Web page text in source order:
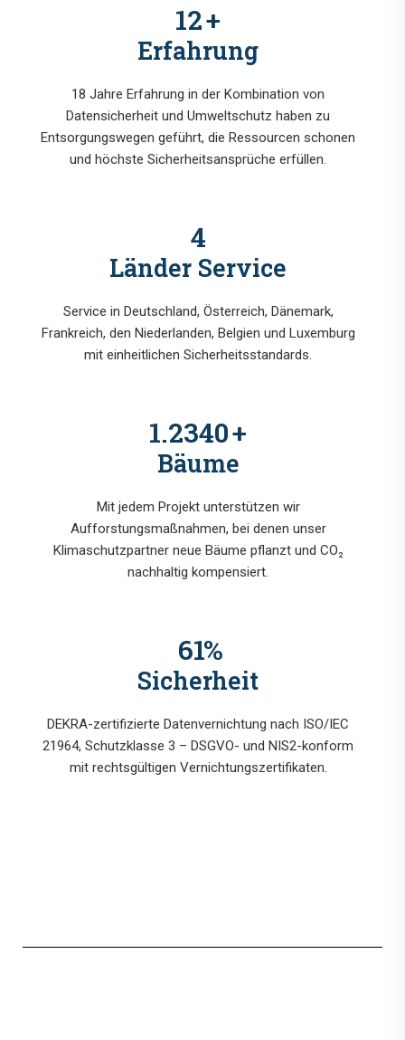
15+
Erfahrung
18 Jahre Erfahrung in der Kombination von
Datensicherheit und Umweltschutz haben zu
Entsorgungswegen geführt, die Ressourcen schonen
und höchste Sicherheitsansprüche erfüllen.
6
Länder Service
Service in Deutschland, Österreich, Dänemark,
Frankreich, den Niederlanden, Belgien und Luxemburg
mit einheitlichen Sicherheitsstandards.
1.5700+
Bäume
Mit jedem Projekt unterstützen wir
Aufforstungsmaßnahmen, bei denen unser
Klimaschutzpartner neue Bäume pflanzt und CO₂
nachhaltig kompensiert.
78%
Sicherheit
DEKRA-zertifizierte Datenvernichtung nach ISO/IEC
21964, Schutzklasse 3 – DSGVO- und NIS2-konform
mit rechtsgültigen Vernichtungszertifikaten.